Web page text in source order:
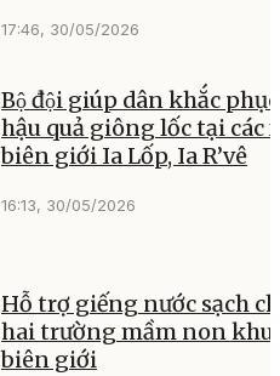
17:46, 30/05/2026
Bộ đội giúp dân khắc phục
hậu quả giông lốc tại các
biên giới Ia Lốp, Ia R’vê
16:13, 30/05/2026
Hỗ trợ giếng nước sạch
hai trường mầm non khu
biên giới